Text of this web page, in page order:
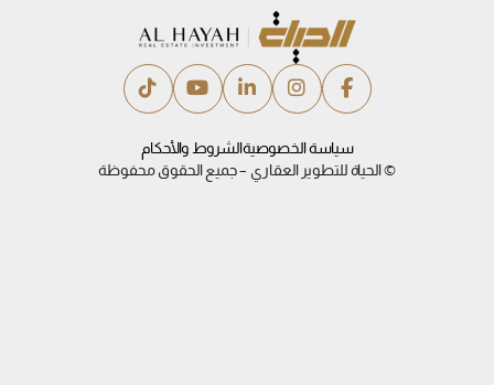
سياسة الخصوصيةالشروط والأحكام
© الحياة للتطوير العقاري – جميع الحقوق محفوظة